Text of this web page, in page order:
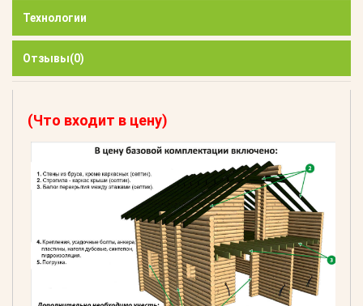
Технологии
Отзывы(0)
(Что входит в цену)